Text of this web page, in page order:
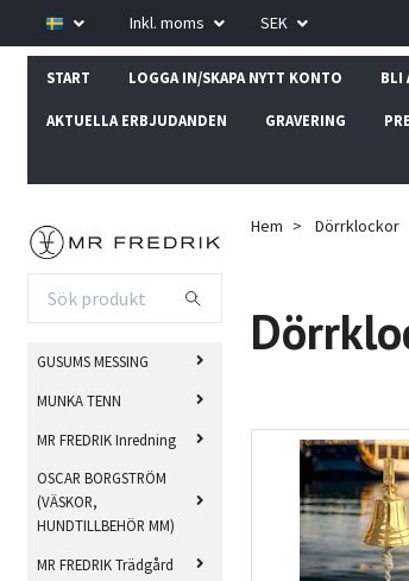
Inkl. moms SEK
START LOGGA IN/SKAPA NYTT KONTO BLI
AKTUELLA ERBJUDANDEN GRAVERING
GUSUMS MESSING
MUNKA TENN
MR FREDRIK Inredning
OSCAR BORGSTRÖM
(VÄSKOR,
HUNDTILLBEHÖR MM)
MR FREDRIK Trädgård
Hem Dörrklockor